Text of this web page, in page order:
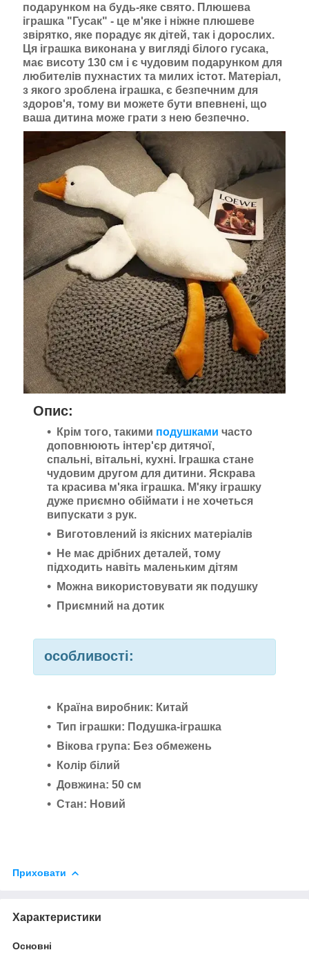
подарунком на будь-яке свято. Плюшева
іграшка "Гусак" - це м'яке і ніжне плюшеве
звірятко, яке порадує як дітей, так і дорослих.
Ця іграшка виконана у вигляді білого гусака,
має висоту 130 см і є чудовим подарунком для
любителів пухнастих та милих істот. Матеріал,
з якого зроблена іграшка, є безпечним для
здоров'я, тому ви можете бути впевнені, що
ваша дитина може грати з нею безпечно.
Опис:
Крім того, такими подушками часто
доповнюють інтер'єр дитячої,
спальні, вітальні, кухні. Іграшка стане
чудовим другом для дитини. Яскрава
та красива м'яка іграшка. М'яку іграшку
дуже приємно обіймати і не хочеться
випускати з рук.
Виготовлений із якісних матеріалів
Не має дрібних деталей, тому
підходить навіть маленьким дітям
Можна використовувати як подушку
Приємний на дотик
особливості:
Країна виробник: Китай
Тип іграшки: Подушка-іграшка
Вікова група: Без обмежень
Колір білий
Довжина: 50 см
Стан: Новий
Приховати
Характеристики
Основні